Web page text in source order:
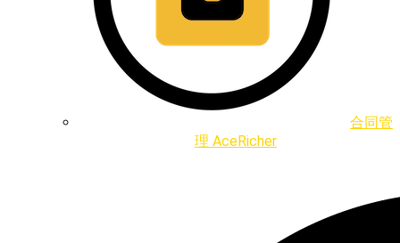
合同管
理 AceRicher